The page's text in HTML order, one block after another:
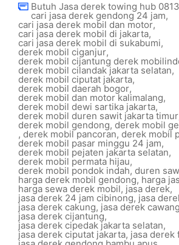
Butuh Jasa derek towing hub
cari jasa derek gendong 24 jam,
cari jasa derek mobil dan motor,
cari jasa derek mobil di jakarta,
cari jasa derek mobil di sukabumi,
derek mobil ciganjur,
derek mobil cijantung derek
derek mobil cilandak jakarta selatan,
derek mobil ciputat jakarta,
derek mobil daerah bogor,
derek mobil dan motor kalimalang,
derek mobil dewi sartika jakarta,
derek mobil duren sawit jakarta timur
derek mobil gendong, derek mobil
, derek mobil pancoran, derek mobil
derek mobil pasar minggu 24 jam,
derek mobil pejaten jakarta selatan,
derek mobil permata hijau,
derek mobil pondok indah, duren
harga derek mobil gendong, harga
harga sewa derek mobil, jasa derek,
jasa derek 24 jam cibinong, jasa
jasa derek cakung, jasa derek cawang
jasa derek cijantung,
jasa derek cipedak jakarta selatan,
jasa derek ciputat jakarta, jasa derek